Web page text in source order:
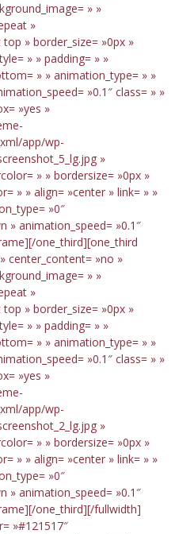
» »
»
» border_size= »0px »
» » padding= » »
» » animation_type= » »
»0.1″ class= » »
»yes »
app/wp-
»
» » bordersize= »0px »
» » align= »center » link= » »
»0″
» animation_speed= »0.1″
one_third][one_third
center_content= »no »
» »
»
» border_size= »0px »
» » padding= » »
» » animation_type= » »
»0.1″ class= » »
»yes »
app/wp-
»
» » bordersize= »0px »
» » align= »center » link= » »
»0″
» animation_speed= »0.1″
one_third][/fullwidth]
»#121517″